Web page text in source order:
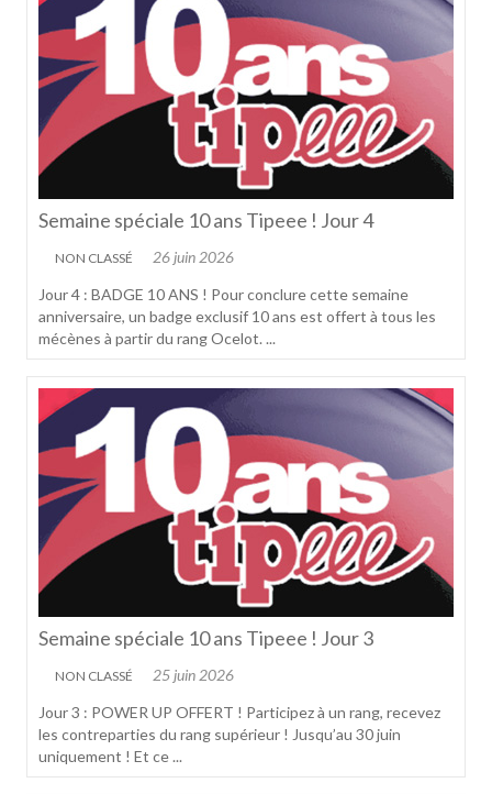
Semaine spéciale 10 ans Tipeee ! Jour 4
NON CLASSÉ
26 juin 2026
Jour 4 : BADGE 10 ANS ! Pour conclure cette semaine
anniversaire, un badge exclusif 10 ans est offert à tous les
mécènes à partir du rang Ocelot. ...
Semaine spéciale 10 ans Tipeee ! Jour 3
NON CLASSÉ
25 juin 2026
Jour 3 : POWER UP OFFERT ! Participez à un rang, recevez
les contreparties du rang supérieur ! Jusqu’au 30 juin
uniquement ! Et ce ...